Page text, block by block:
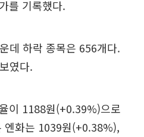
를 기록했다.
데 하락 종목은 656개다.
였다.
이 1188원(+0.39%)으로
엔화는 1039원(+0.38%),